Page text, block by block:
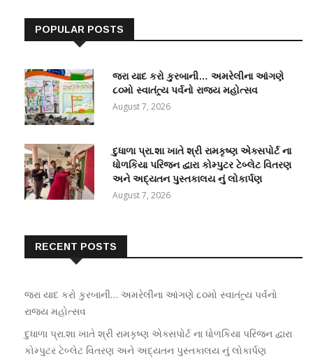
POPULAR POSTS
જરા યાદ કરો કુરબાની… અમરેલીના આંગણે
૮૦મો સ્વાતંત્ર્ય પર્વનો રાજ્ય મહોત્સવ
August 7, 2026
દુધાળા પ્રા.શા ખાતે શ્રી રામકૃષ્ણ એક્સપોર્ટ ના
ધોળકિયા પરિજન દ્વારા કોમ્પુટર ટેબ્લેટ વિતરણ
અને અદ્યતન પુસ્તકાલય નું લોકાર્પણ
August 7, 2026
RECENT POSTS
જરા યાદ કરો કુરબાની… અમરેલીના આંગણે ૮૦મો સ્વાતંત્ર્ય પર્વનો
રાજ્ય મહોત્સવ
દુધાળા પ્રા.શા ખાતે શ્રી રામકૃષ્ણ એક્સપોર્ટ ના ધોળકિયા પરિજન દ્વારા
કોમ્પુટર ટેબ્લેટ વિતરણ અને અદ્યતન પુસ્તકાલય નું લોકાર્પણ